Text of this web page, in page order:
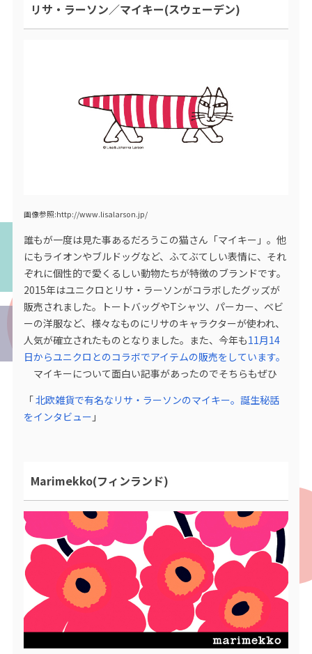
リサ・ラーソン／マイキー(スウェーデン)
画像参照:http://www.lisalarson.jp/
誰もが一度は見た事あるだろうこの猫さん「マイキー」。他
にもライオンやブルドッグなど、ふてぶてしい表情に、それ
ぞれに個性的で愛くるしい動物たちが特徴のブランドです。
2015年はユニクロとリサ・ラーソンがコラボしたグッズが
販売されました。トートバッグやTシャツ、パーカー、ベビ
ーの洋服など、様々なものにリサのキャラクターが使われ、
人気が確立されたものとなりました。また、今年も11月14
日からユニクロとのコラボでアイテムの販売をしています。
マイキーについて面白い記事があったのでそちらもぜひ
「北欧雑貨で有名なリサ・ラーソンのマイキー。誕生秘話
をインタビュー 」
Marimekko(フィンランド)